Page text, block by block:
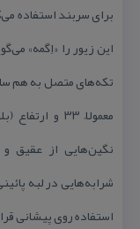
برای سربند استفاده
این زیور را «اِگمه»
تكه‌های متصل به هم
نگین‌هایی از عقیق
شرابه‌هایی در لبه
استفاده روی پیشانی